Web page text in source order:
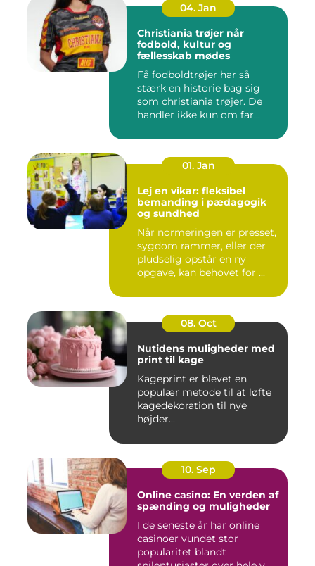
04. Jan
Christiania trøjer når
fodbold, kultur og
fællesskab mødes
Få fodboldtrøjer har så
stærk en historie bag sig
som christiania trøjer. De
handler ikke kun om far...
01. Jan
Lej en vikar: fleksibel
bemanding i pædagogik
og sundhed
Når normeringen er presset,
sygdom rammer, eller der
pludselig opstår en ny
opgave, kan behovet for ...
08. Oct
Nutidens muligheder med
print til kage
Kageprint er blevet en
populær metode til at løfte
kagedekoration til nye
højder...
10. Sep
Online casino: En verden af
spænding og muligheder
I de seneste år har online
casinoer vundet stor
popularitet blandt